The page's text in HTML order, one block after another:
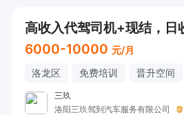
高收入代驾司机+现结，日
6000-10000 元/月
洛龙区 免费培训 晋升空间
三玖
洛阳三玖驾到汽车服务有限公司